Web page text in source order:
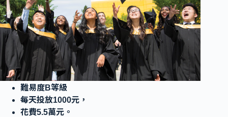
難易度B等級
每天投放1000元，
花費5.5萬元。